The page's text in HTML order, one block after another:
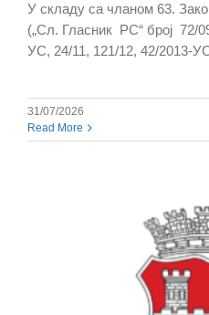
У складу са чланом 63.
(„Сл. Гласник РС“ број 72/
УС, 24/11, 121/12, 42/2013-
31/07/2026
Read More